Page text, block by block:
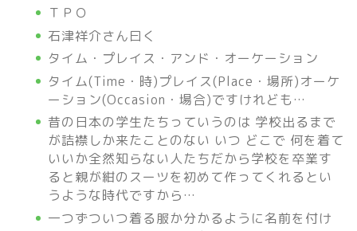
ＴＰＯ
石津祥介さん曰く
タイム・プレイス・アンド・オーケーション
タイム(Time・時)プレイス(Place・場所)オーケ
ーション(Occasion・場合)ですけれども…
昔の日本の学生たちっていうのは 学校出るまで
が詰襟しか来たことのない いつ どこで 何を着て
いいか全然知らない人たちだから学校を卒業す
ると親が紺のスーツを初めて作ってくれるとい
うような時代ですから…
一つずついつ着る服か分かるように名前を付け